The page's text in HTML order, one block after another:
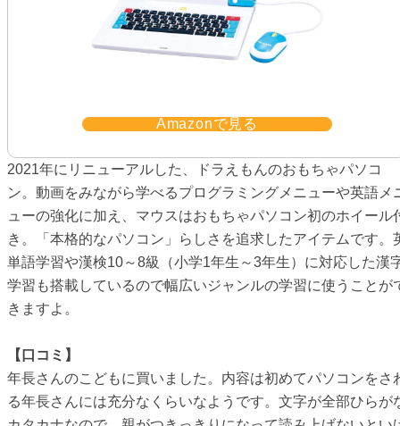
Amazonで見る
2021年にリニューアルした、ドラえもんのおもちゃパソコ
ン。動画をみながら学べるプログラミングメニューや英語メ
ューの強化に加え、マウスはおもちゃパソコン初のホイール
き。「本格的なパソコン」らしさを追求したアイテムです。
単語学習や漢検10～8級（小学1年生～3年生）に対応した漢
学習も搭載しているので幅広いジャンルの学習に使うことが
きますよ。
【口コミ】
年長さんのこどもに買いました。内容は初めてパソコンをさ
る年長さんには充分なくらいなようです。文字が全部ひらが